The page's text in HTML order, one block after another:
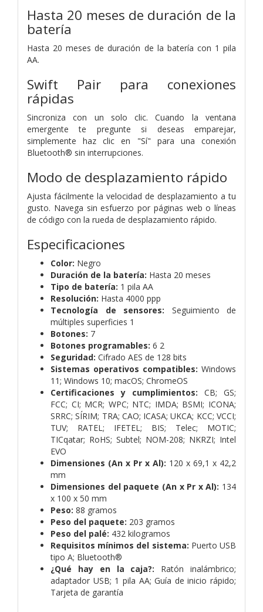
Hasta 20 meses de duración de la
batería
Hasta 20 meses de duración de la batería con 1 pila
AA.
Swift Pair para conexiones
rápidas
Sincroniza con un solo clic. Cuando la ventana
emergente te pregunte si deseas emparejar,
simplemente haz clic en "Sí" para una conexión
Bluetooth® sin interrupciones.
Modo de desplazamiento rápido
Ajusta fácilmente la velocidad de desplazamiento a tu
gusto. Navega sin esfuerzo por páginas web o líneas
de código con la rueda de desplazamiento rápido.
Especificaciones
Color: Negro
Duración de la batería: Hasta 20 meses
Tipo de batería: 1 pila AA
Resolución: Hasta 4000 ppp
Tecnología de sensores:
Seguimiento de
múltiples superficies 1
Botones: 7
Botones programables: 6 2
Seguridad: Cifrado AES de 128 bits
Sistemas operativos compatibles: Windows
11; Windows 10; macOS; ChromeOS
Certificaciones y cumplimientos:
CB; GS;
FCC; CI; MCR; WPC; NTC; IMDA; BSMI; ICONA;
SRRC; SÍRIM; TRA; CAO; ICASA; UKCA; KCC; VCCI;
TUV; RATEL; IFETEL; BIS; Telec; MOTIC;
TICqatar; RoHS; Subtel; NOM-208; NKRZI; Intel
EVO
Dimensiones (An x Pr x Al): 120 x 69,1 x 42,2
mm
Dimensiones del paquete (An x Pr x Al): 134
x 100 x 50 mm
Peso: 88 gramos
Peso del paquete: 203 gramos
Peso del palé: 432 kilogramos
Requisitos mínimos del sistema: Puerto USB
tipo A; Bluetooth®
¿Qué hay en la caja?:
Ratón inalámbrico;
adaptador USB; 1 pila AA; Guía de inicio rápido;
Tarjeta de garantía